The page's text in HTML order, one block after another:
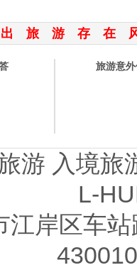
旅游存在
旅游意
游 入境旅
L-
江岸区车